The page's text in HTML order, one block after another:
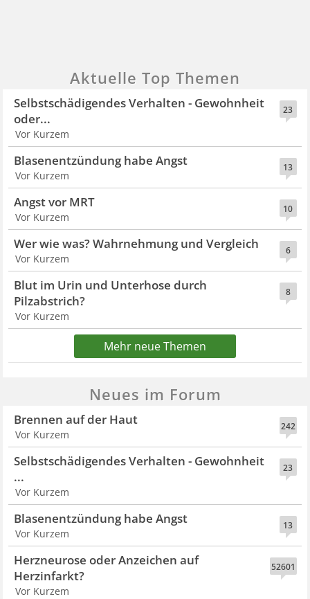
Aktuelle Top Themen
23
Selbstschädigendes Verhalten - Gewohnheit
oder...
Vor Kurzem
13
Blasenentzündung habe Angst
Vor Kurzem
10
Angst vor MRT
Vor Kurzem
6
Wer wie was? Wahrnehmung und Vergleich
Vor Kurzem
8
Blut im Urin und Unterhose durch
Pilzabstrich?
Vor Kurzem
Mehr neue Themen
Neues im Forum
242
Brennen auf der Haut
Vor Kurzem
23
Selbstschädigendes Verhalten - Gewohnheit
...
Vor Kurzem
13
Blasenentzündung habe Angst
Vor Kurzem
52601
Herzneurose oder Anzeichen auf
Herzinfarkt?
Vor Kurzem